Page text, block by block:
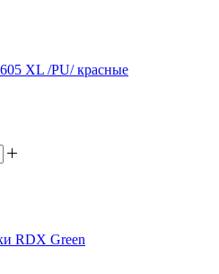
XL /PU/ красные